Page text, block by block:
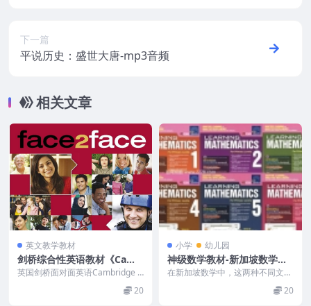
下一篇
平说历史：盛世大唐-mp3音频
相关文章
英文教学教材
剑桥综合性英语教材《Camb
ridge Face2Face (课本+练
英国剑桥面对面英语Cambridge F
20
小学 幼儿园
神级数学教材-新加坡数学英
文版N、K1、K2、L1-L6 + 教
在新加坡数学中，这两种不同文化
下数学的学习得到了较好的平衡，
20